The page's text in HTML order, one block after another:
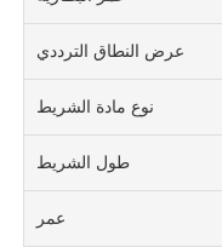
عرض النطاق الترددي
نوع مادة الشريط
طول الشريط
عمر